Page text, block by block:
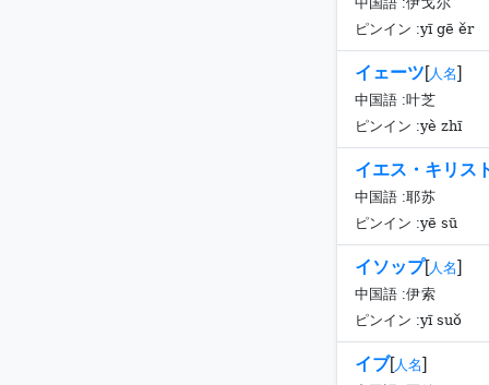
伊戈尔
ピンイン :yī gē ěr
イェーツ[人名]
中国語 :叶芝
ピンイン :yè zhī
イエス・キリス
中国語 :耶苏
ピンイン :yē sū
イソップ[人名]
中国語 :伊索
ピンイン :yī suǒ
イブ[人名]